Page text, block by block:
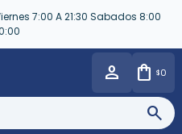
7:00 A 21:30 Sabados 8:00
$0